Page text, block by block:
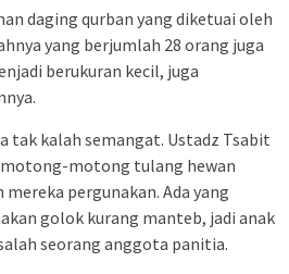
daging qurban yang diketuai oleh
yang berjumlah 28 orang juga
berukuran kecil, juga
kalah semangat. Ustadz Tsabit
motong tulang hewan
pergunakan. Ada yang
golok kurang manteb, jadi anak
seorang anggota panitia.